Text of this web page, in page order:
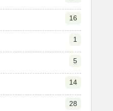
16
1
5
14
28